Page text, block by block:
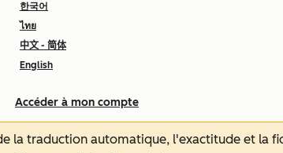
한국어
ไทย
中文 - 简体
English
Accéder à mon compte
la traduction automatique, l'exactitude et la